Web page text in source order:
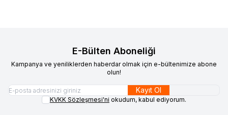
E-Bülten Aboneliği
Kampanya ve yeniliklerden haberdar olmak için e-bültenimize abone
olun!
Kayıt Ol
KVKK Sözleşmesi'ni okudum, kabul ediyorum.